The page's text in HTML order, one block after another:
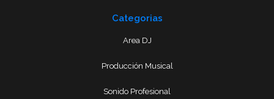
Categorias
Area DJ
Producción Musical
Sonido Profesional